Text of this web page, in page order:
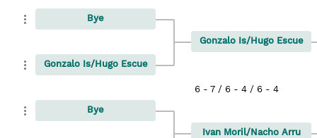
Bye
Gonzalo Is/Hugo Escue
Bye
Gonzalo Is/Hugo Escue
Ivan Moril/Nacho Arru
6 - 7 / 6 - 4 / 6 - 4